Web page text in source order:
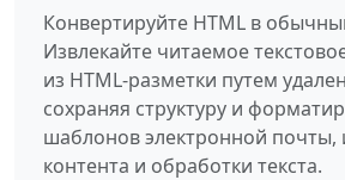
Конвертируйте HTML в
Извлекайте читаемое
из HTML-разметки путем
сохраняя структуру и
шаблонов электронной почты,
контента и обработки текста.